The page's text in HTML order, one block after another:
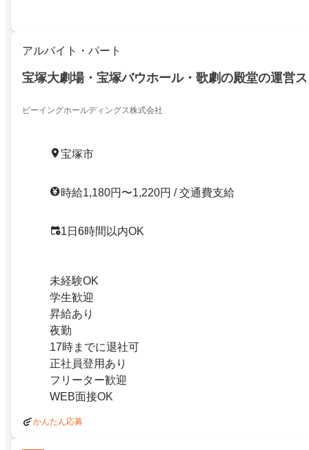
アルバイト・パート
宝塚大劇場・宝塚バウホール・歌劇の殿堂の運営
ビーイングホールディングス株式会社
宝塚市
時給1,180円〜1,220円 / 交通費支給
1日6時間以内OK
未経験OK
学生歓迎
昇給あり
夜勤
17時までに退社可
正社員登用あり
フリーター歓迎
WEB面接OK
かんたん応募